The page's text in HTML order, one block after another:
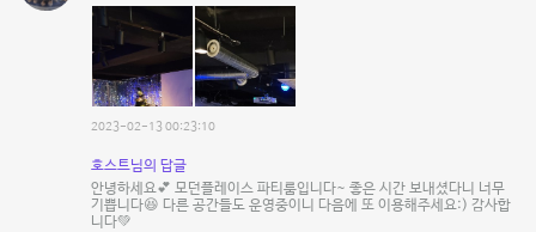
2023-02-13 00:23:10
호스트님의 답글
안녕하세요💕 모던플레이스 파티룸입니다~ 좋은 시간 보내셨다니 너무
기쁩니다😆 다른 공간들도 운영중이니 다음에 또 이용해주세요:) 감사합
니다💚